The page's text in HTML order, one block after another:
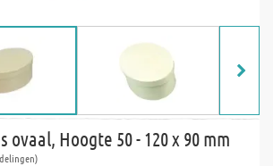
ovaal, Hoogte 50 - 120 x 90 mm